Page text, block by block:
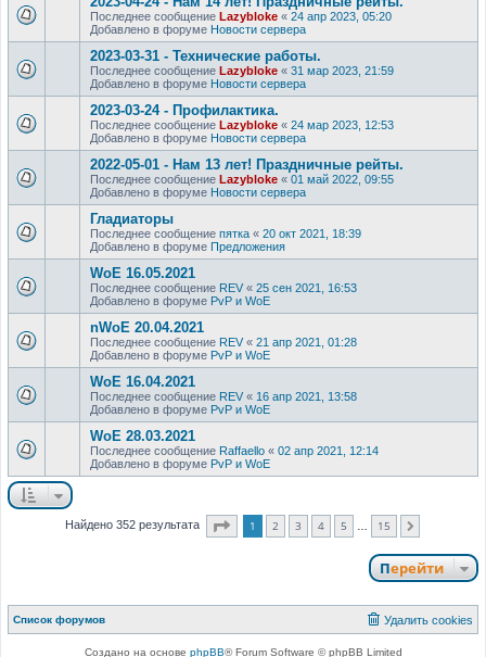
Последнее сообщение Lazybloke « 24 апр 2023, 05:20
Добавлено в форуме Новости сервера
2023-03-31 - Технические работы.
Последнее сообщение Lazybloke « 31 мар 2023, 21:59
Добавлено в форуме Новости сервера
2023-03-24 - Профилактика.
Последнее сообщение Lazybloke « 24 мар 2023, 12:53
Добавлено в форуме Новости сервера
2022-05-01 - Нам 13 лет! Праздничные рейты.
Последнее сообщение Lazybloke « 01 май 2022, 09:55
Добавлено в форуме Новости сервера
Гладиаторы
Последнее сообщение пятка « 20 окт 2021, 18:39
Добавлено в форуме Предложения
WoE 16.05.2021
Последнее сообщение REV « 25 сен 2021, 16:53
Добавлено в форуме PvP и WoE
nWoE 20.04.2021
Последнее сообщение REV« 21 апр 2021, 01:28
Добавлено в форуме PvP и WoE
WoE 16.04.2021
Последнее сообщение REV « 16 апр 2021, 13:58
Добавлено в форуме PvP и WoE
WoE 28.03.2021
Последнее сообщение Raffaello « 02 апр 2021, 12:14
Добавлено в форуме PvP и WoE
Найдено 352 результата Страница из
1 2 3 4 5 15
Перейти
Список форумов Удалить cookies
Создано на основе phpBB® Forum Software © phpBB Limited